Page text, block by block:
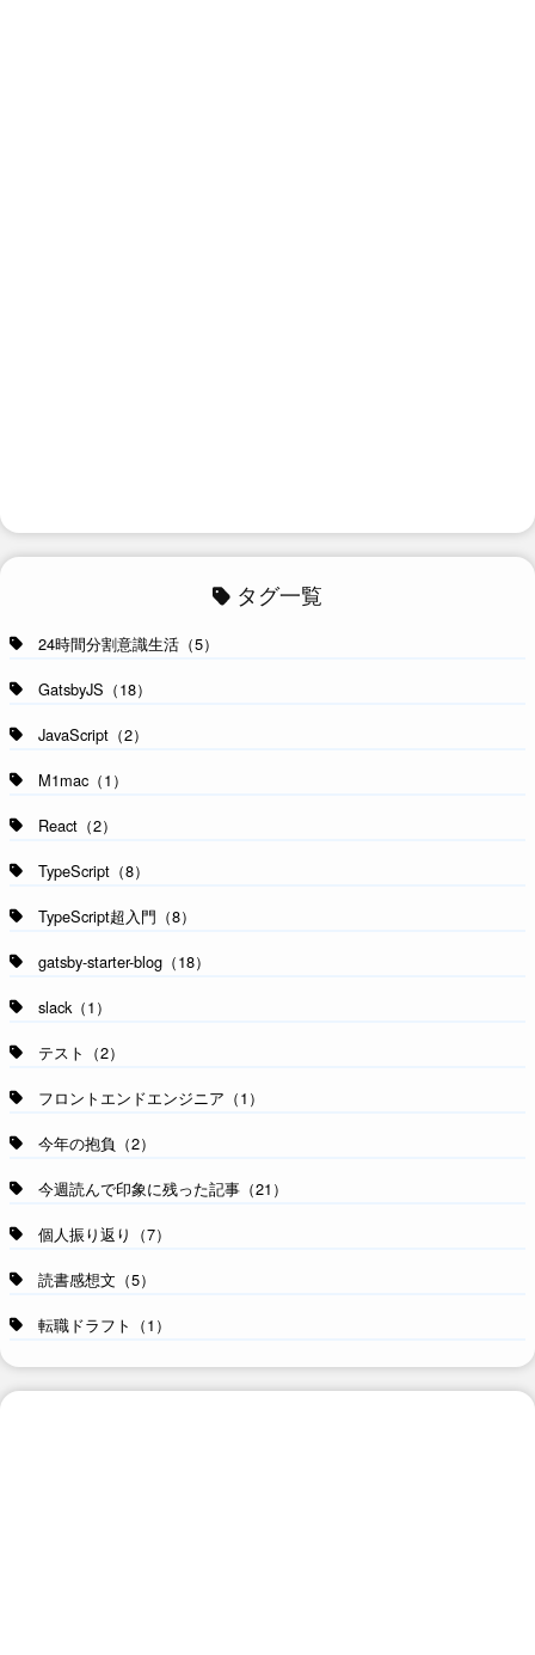
タグ一覧
24時間分割意識生活（5）
GatsbyJS（18）
JavaScript（2）
M1mac（1）
React（2）
TypeScript（8）
TypeScript超入門（8）
gatsby-starter-blog（18）
slack（1）
テスト（2）
フロントエンドエンジニア（1）
今年の抱負（2）
今週読んで印象に残った記事（21）
個人振り返り（7）
読書感想文（5）
転職ドラフト（1）